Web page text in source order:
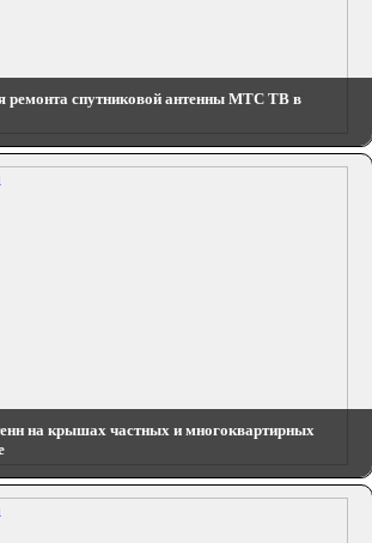
ремонта спутниковой антенны МТС ТВ в
на крышах частных и многоквартирных